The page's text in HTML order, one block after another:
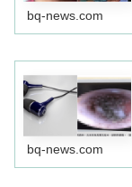
bq-news.com
bq-news.com